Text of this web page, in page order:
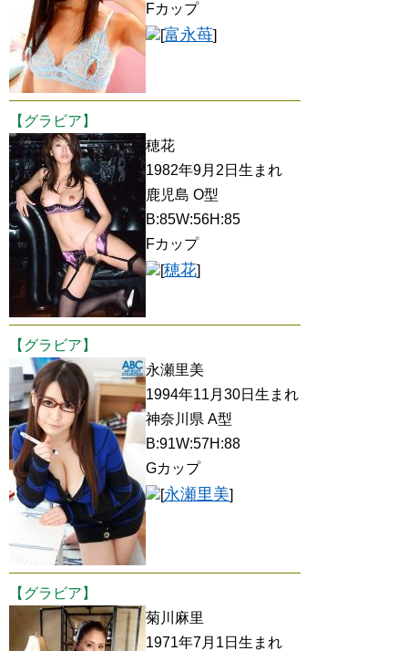
Fカップ
[富永苺]
【グラビア】
穂花
1982年9月2日生まれ
鹿児島 O型
B:85W:56H:85
Fカップ
[穂花]
【グラビア】
永瀬里美
1994年11月30日生まれ
神奈川県 A型
B:91W:57H:88
Gカップ
[永瀬里美]
【グラビア】
菊川麻里
1971年7月1日生まれ